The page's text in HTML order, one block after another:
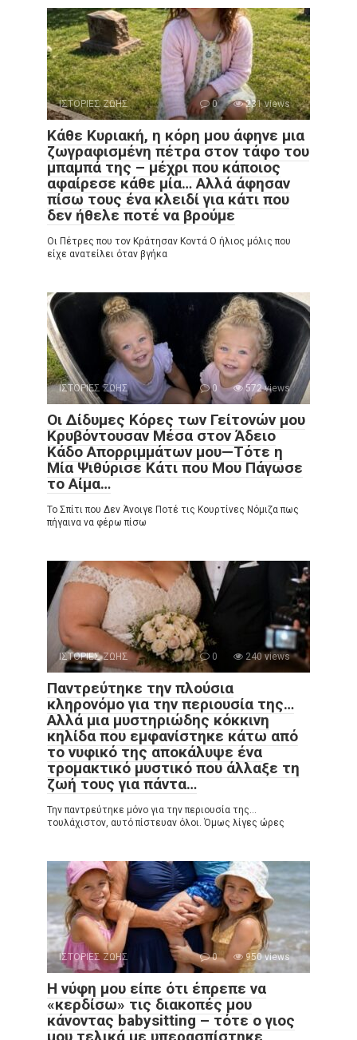
ΙΣΤΟΡΙΕΣ ΖΩΗΣ 0 231 views
Κάθε Κυριακή, η κόρη μου άφηνε μια
ζωγραφισμένη πέτρα στον τάφο του
μπαμπά της – μέχρι που κάποιος
αφαίρεσε κάθε μία… Αλλά άφησαν
πίσω τους ένα κλειδί για κάτι που
δεν ήθελε ποτέ να βρούμε
Οι Πέτρες που τον Κράτησαν Κοντά Ο ήλιος μόλις που
είχε ανατείλει όταν βγήκα
ΙΣΤΟΡΙΕΣ ΖΩΗΣ 0 572 views
Οι Δίδυμες Κόρες των Γείτονών μου
Κρυβόντουσαν Μέσα στον Άδειο
Κάδο Απορριμμάτων μου—Τότε η
Μία Ψιθύρισε Κάτι που Μου Πάγωσε
το Αίμα…
Το Σπίτι που Δεν Άνοιγε Ποτέ τις Κουρτίνες Νόμιζα πως
πήγαινα να φέρω πίσω
ΙΣΤΟΡΙΕΣ ΖΩΗΣ 0 240 views
Παντρεύτηκε την πλούσια
κληρονόμο για την περιουσία της…
Αλλά μια μυστηριώδης κόκκινη
κηλίδα που εμφανίστηκε κάτω από
το νυφικό της αποκάλυψε ένα
τρομακτικό μυστικό που άλλαξε τη
ζωή τους για πάντα…
Την παντρεύτηκε μόνο για την περιουσία της…
τουλάχιστον, αυτό πίστευαν όλοι. Όμως λίγες ώρες
ΙΣΤΟΡΙΕΣ ΖΩΗΣ 0 950 views
Η νύφη μου είπε ότι έπρεπε να
«κερδίσω» τις διακοπές μου
κάνοντας babysitting – τότε ο γιος
μου τελικά με υπερασπίστηκε